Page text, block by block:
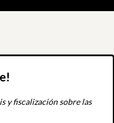
y fiscalización sobre las